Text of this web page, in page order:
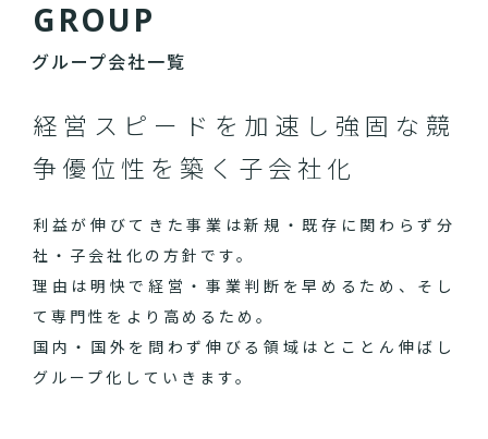
GROUP
グループ会社一覧
経営スピードを加速し 強固な競
争優位性を築く子会社化
利益が伸びてきた事業は新規・既存に関わらず分
社・子会社化の方針です。
理由は明快で経営・事業判断を早めるため、そし
て専門性をより高めるため。
国内・国外を問わず伸びる領域はとことん伸ばし
グループ化していきます。